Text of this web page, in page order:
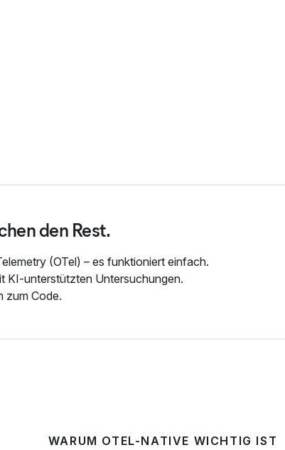
den Rest.
(OTel) – es funktioniert einfach.
KI-unterstützten Untersuchungen.
zum Code.
WARUM OTEL-NATIVE WICHTIG IST